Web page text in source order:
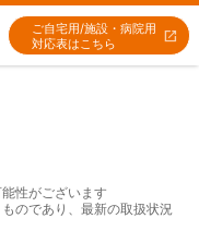
ご自宅用/施設・病院用
対応表はこちら
性がございます
のであり、最新の取扱状況